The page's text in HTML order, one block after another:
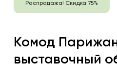
Распродажа! Скидка 75%
Комод
выставочный